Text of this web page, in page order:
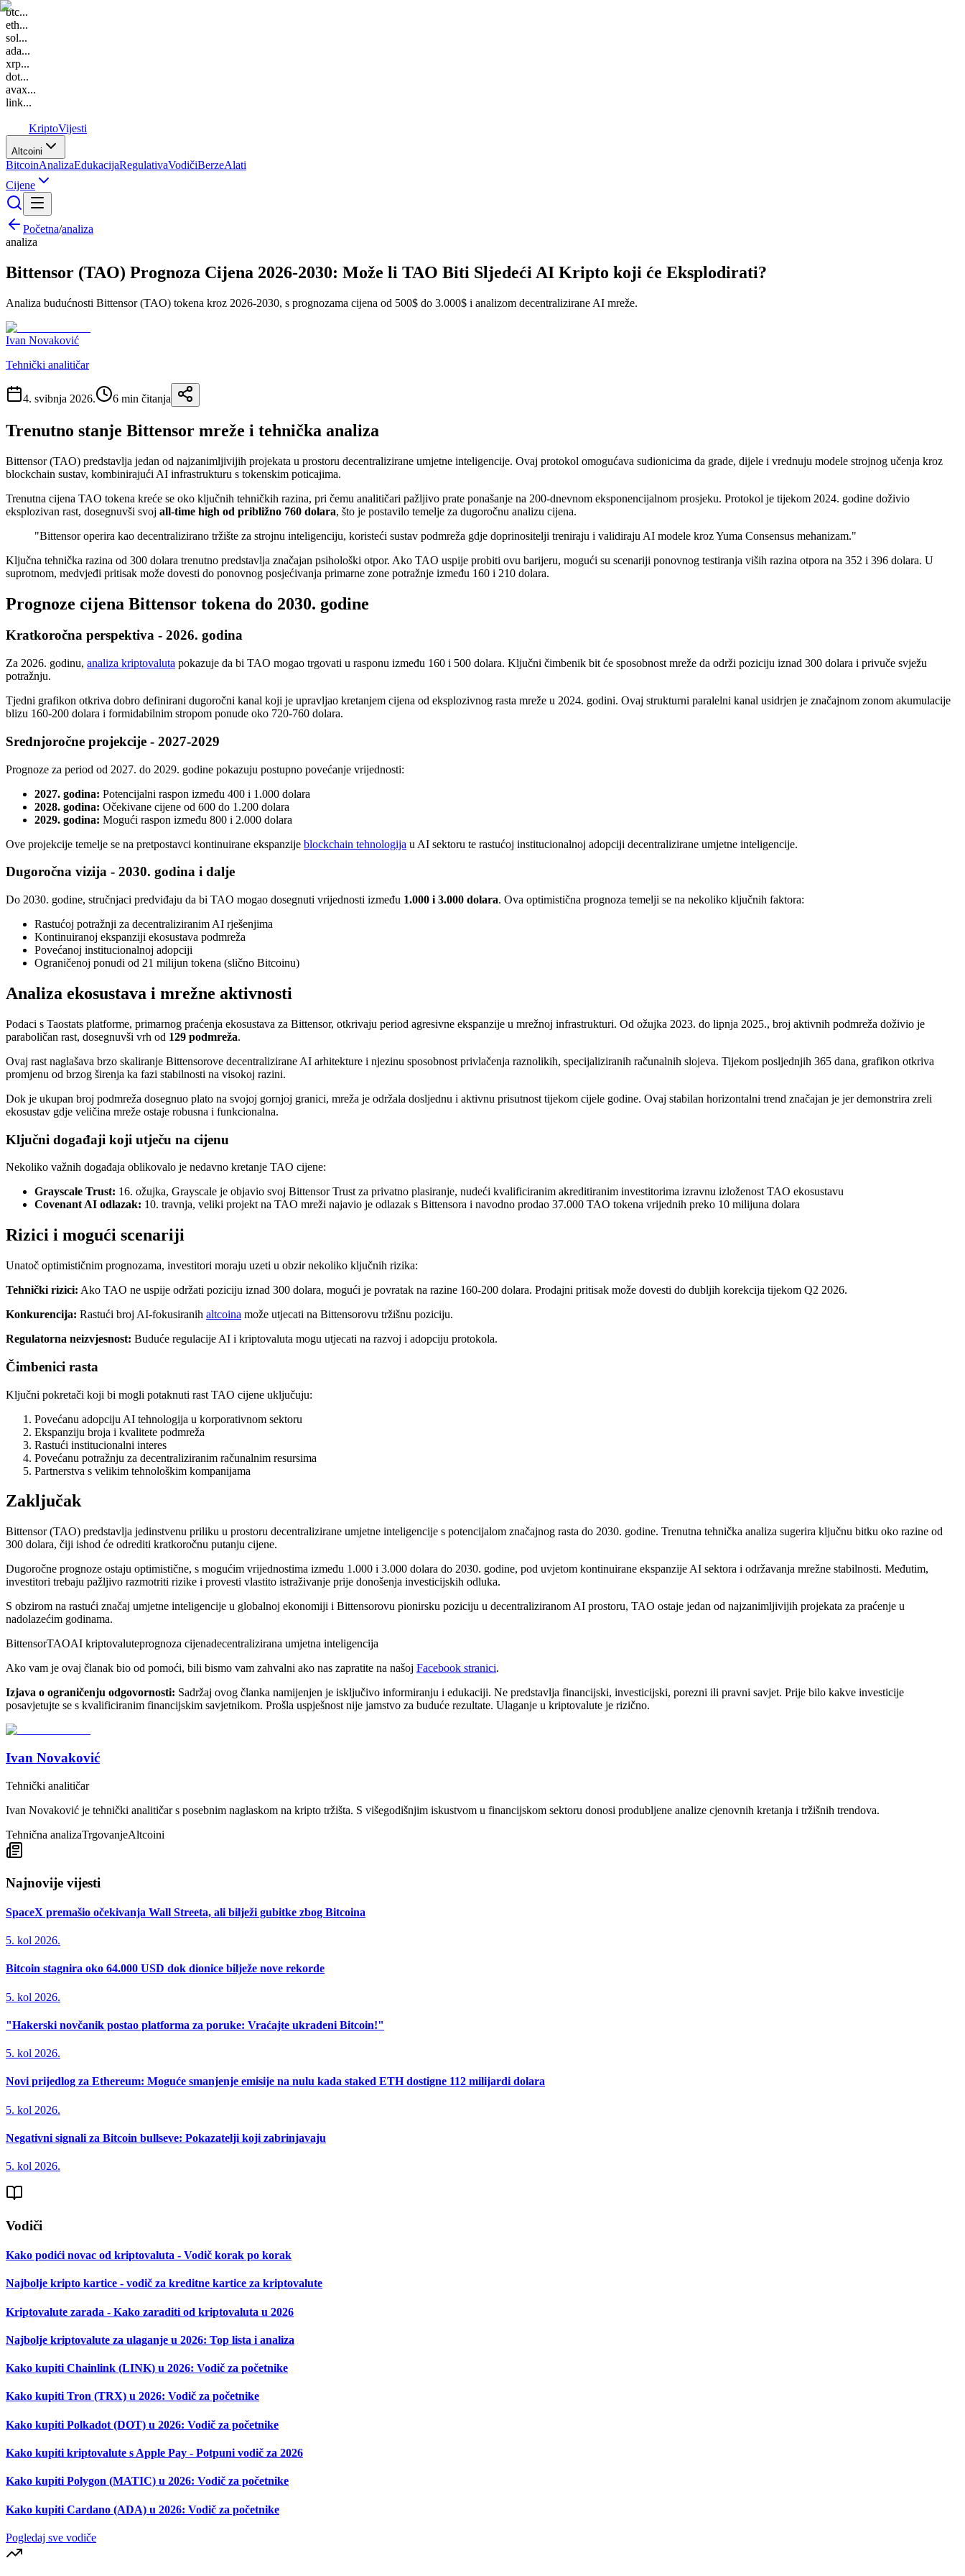
btc...
eth...
sol...
ada...
xrp...
dot...
avax...
link...
KriptoVijesti
Altcoini
BitcoinAnalizaEdukacijaRegulativaVodičiBerzeAlati
Cijene
Početna/analiza
analiza
Bittensor (TAO) Prognoza Cijena 2026-2030: Može li TAO Biti Sljedeći AI Kripto koji će Eksplodirati?
Analiza budućnosti Bittensor (TAO) tokena kroz 2026-2030, s prognozama cijena od 500$ do 3.000$ i analizom decentralizirane AI mreže.
Ivan Novaković
Tehnički analitičar
4. svibnja 2026. 6 min čitanja
Trenutno stanje Bittensor mreže i tehnička analiza
Bittensor (TAO) predstavlja jedan od najzanimljivijih projekata u prostoru decentralizirane umjetne inteligencije. Ovaj protokol omogućava sudionicima da grade, dijele i vrednuju modele strojnog učenja kroz
blockchain sustav, kombinirajući AI infrastrukturu s tokenskim poticajima.
Trenutna cijena TAO tokena kreće se oko ključnih tehničkih razina, pri čemu analitičari pažljivo prate ponašanje na 200-dnevnom eksponencijalnom prosjeku. Protokol je tijekom 2024. godine doživio
eksplozivan rast, dosegnuvši svoj all-time high od približno 760 dolara, što je postavilo temelje za dugoročnu analizu cijena.
"Bittensor operira kao decentralizirano tržište za strojnu inteligenciju, koristeći sustav podmreža gdje doprinositelji treniraju i validiraju AI modele kroz Yuma Consensus mehanizam."
Ključna tehnička razina od 300 dolara trenutno predstavlja značajan psihološki otpor. Ako TAO uspije probiti ovu barijeru, mogući su scenariji ponovnog testiranja viših razina otpora na 352 i 396 dolara. U
suprotnom, medvjeđi pritisak može dovesti do ponovnog posjećivanja primarne zone potražnje između 160 i 210 dolara.
Prognoze cijena Bittensor tokena do 2030. godine
Kratkoročna perspektiva - 2026. godina
Za 2026. godinu, analiza kriptovaluta pokazuje da bi TAO mogao trgovati u rasponu između 160 i 500 dolara. Ključni čimbenik bit će sposobnost mreže da održi poziciju iznad 300 dolara i privuče svježu
potražnju.
Tjedni grafikon otkriva dobro definirani dugoročni kanal koji je upravljao kretanjem cijena od eksplozivnog rasta mreže u 2024. godini. Ovaj strukturni paralelni kanal usidrjen je značajnom zonom akumulacije
blizu 160-200 dolara i formidabilnim stropom ponude oko 720-760 dolara.
Srednjoročne projekcije - 2027-2029
Prognoze za period od 2027. do 2029. godine pokazuju postupno povećanje vrijednosti:
2027. godina: Potencijalni raspon između 400 i 1.000 dolara
2028. godina: Očekivane cijene od 600 do 1.200 dolara
2029. godina: Mogući raspon između 800 i 2.000 dolara
Ove projekcije temelje se na pretpostavci kontinuirane ekspanzije blockchain tehnologija u AI sektoru te rastućoj institucionalnoj adopciji decentralizirane umjetne inteligencije.
Dugoročna vizija - 2030. godina i dalje
Do 2030. godine, stručnjaci predviđaju da bi TAO mogao dosegnuti vrijednosti između 1.000 i 3.000 dolara. Ova optimistična prognoza temelji se na nekoliko ključnih faktora:
Rastućoj potražnji za decentraliziranim AI rješenjima
Kontinuiranoj ekspanziji ekosustava podmreža
Povećanoj institucionalnoj adopciji
Ograničenoj ponudi od 21 milijun tokena (slično Bitcoinu)
Analiza ekosustava i mrežne aktivnosti
Podaci s Taostats platforme, primarnog praćenja ekosustava za Bittensor, otkrivaju period agresivne ekspanzije u mrežnoj infrastrukturi. Od ožujka 2023. do lipnja 2025., broj aktivnih podmreža doživio je
paraboličan rast, dosegnuvši vrh od 129 podmreža.
Ovaj rast naglašava brzo skaliranje Bittensorove decentralizirane AI arhitekture i njezinu sposobnost privlačenja raznolikih, specijaliziranih računalnih slojeva. Tijekom posljednjih 365 dana, grafikon otkriva
promjenu od brzog širenja ka fazi stabilnosti na visokoj razini.
Dok je ukupan broj podmreža dosegnuo plato na svojoj gornjoj granici, mreža je održala dosljednu i aktivnu prisutnost tijekom cijele godine. Ovaj stabilan horizontalni trend značajan je jer demonstrira zreli
ekosustav gdje veličina mreže ostaje robusna i funkcionalna.
Ključni događaji koji utječu na cijenu
Nekoliko važnih događaja oblikovalo je nedavno kretanje TAO cijene:
Grayscale Trust: 16. ožujka, Grayscale je objavio svoj Bittensor Trust za privatno plasiranje, nudeći kvalificiranim akreditiranim investitorima izravnu izloženost TAO ekosustavu
Covenant AI odlazak: 10. travnja, veliki projekt na TAO mreži najavio je odlazak s Bittensora i navodno prodao 37.000 TAO tokena vrijednih preko 10 milijuna dolara
Rizici i mogući scenariji
Unatoč optimističnim prognozama, investitori moraju uzeti u obzir nekoliko ključnih rizika:
Tehnički rizici: Ako TAO ne uspije održati poziciju iznad 300 dolara, mogući je povratak na razine 160-200 dolara. Prodajni pritisak može dovesti do dubljih korekcija tijekom Q2 2026.
Konkurencija: Rastući broj AI-fokusiranih altcoina može utjecati na Bittensorovu tržišnu poziciju.
Regulatorna neizvjesnost: Buduće regulacije AI i kriptovaluta mogu utjecati na razvoj i adopciju protokola.
Čimbenici rasta
Ključni pokretači koji bi mogli potaknuti rast TAO cijene uključuju:
Povećanu adopciju AI tehnologija u korporativnom sektoru
Ekspanziju broja i kvalitete podmreža
Rastući institucionalni interes
Povećanu potražnju za decentraliziranim računalnim resursima
Partnerstva s velikim tehnološkim kompanijama
Zaključak
Bittensor (TAO) predstavlja jedinstvenu priliku u prostoru decentralizirane umjetne inteligencije s potencijalom značajnog rasta do 2030. godine. Trenutna tehnička analiza sugerira ključnu bitku oko razine od
300 dolara, čiji ishod će odrediti kratkoročnu putanju cijene.
Dugoročne prognoze ostaju optimistične, s mogućim vrijednostima između 1.000 i 3.000 dolara do 2030. godine, pod uvjetom kontinuirane ekspanzije AI sektora i održavanja mrežne stabilnosti. Međutim,
investitori trebaju pažljivo razmotriti rizike i provesti vlastito istraživanje prije donošenja investicijskih odluka.
S obzirom na rastući značaj umjetne inteligencije u globalnoj ekonomiji i Bittensorovu pionirsku poziciju u decentraliziranom AI prostoru, TAO ostaje jedan od najzanimljivijih projekata za praćenje u
nadolazećim godinama.
BittensorTAOAI kriptovaluteprognoza cijenadecentralizirana umjetna inteligencija
Ako vam je ovaj članak bio od pomoći, bili bismo vam zahvalni ako nas zapratite na našoj Facebook stranici.
Izjava o ograničenju odgovornosti: Sadržaj ovog članka namijenjen je isključivo informiranju i edukaciji. Ne predstavlja financijski, investicijski, porezni ili pravni savjet. Prije bilo kakve investicije
posavjetujte se s kvalificiranim financijskim savjetnikom. Prošla uspješnost nije jamstvo za buduće rezultate. Ulaganje u kriptovalute je rizično.
Ivan Novaković
Tehnički analitičar
Ivan Novaković je tehnički analitičar s posebnim naglaskom na kripto tržišta. S višegodišnjim iskustvom u financijskom sektoru donosi produbljene analize cjenovnih kretanja i tržišnih trendova.
Tehnična analizaTrgovanjeAltcoini
Najnovije vijesti
SpaceX premašio očekivanja Wall Streeta, ali bilježi gubitke zbog Bitcoina
5. kol 2026.
Bitcoin stagnira oko 64.000 USD dok dionice bilježe nove rekorde
5. kol 2026.
"Hakerski novčanik postao platforma za poruke: Vraćajte ukradeni Bitcoin!"
5. kol 2026.
Novi prijedlog za Ethereum: Moguće smanjenje emisije na nulu kada staked ETH dostigne 112 milijardi dolara
5. kol 2026.
Negativni signali za Bitcoin bullseve: Pokazatelji koji zabrinjavaju
5. kol 2026.
Vodiči
Kako podići novac od kriptovaluta - Vodič korak po korak
Najbolje kripto kartice - vodič za kreditne kartice za kriptovalute
Kriptovalute zarada - Kako zaraditi od kriptovaluta u 2026
Najbolje kriptovalute za ulaganje u 2026: Top lista i analiza
Kako kupiti Chainlink (LINK) u 2026: Vodič za početnike
Kako kupiti Tron (TRX) u 2026: Vodič za početnike
Kako kupiti Polkadot (DOT) u 2026: Vodič za početnike
Kako kupiti kriptovalute s Apple Pay - Potpuni vodič za 2026
Kako kupiti Polygon (MATIC) u 2026: Vodič za početnike
Kako kupiti Cardano (ADA) u 2026: Vodič za početnike
Pogledaj sve vodiče